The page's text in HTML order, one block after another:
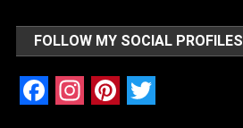
FOLLOW MY SOCIAL PROFILES